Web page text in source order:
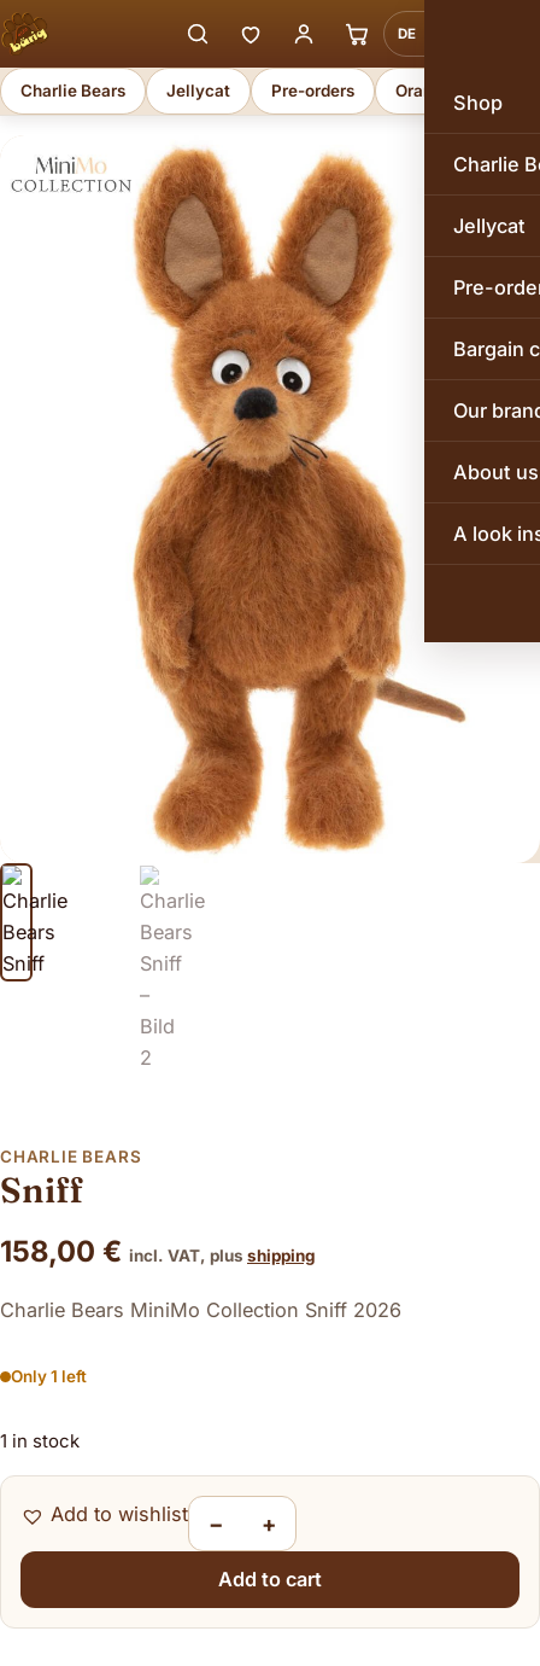
DE
Shop
Charlie
Jellycat
Pre-
Bargain
Our
About us
A look
Charlie Bears Jellycat Pre-orders Orange Toys
CHARLIE BEARS
Sniff
158,00 € incl. VAT, plus shipping
Charlie Bears MiniMo Collection Sniff 2026
Only 1 left
1 in stock
Add to wishlist −
Sniff quantity
+
Add to cart